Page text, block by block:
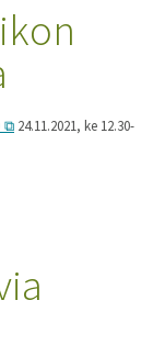
24.11.2021, ke 12.30-